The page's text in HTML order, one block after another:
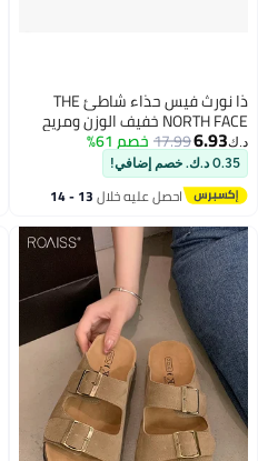
ذا نورث فيس حذاء شاطئ THE
NORTH FACE خفيف الوزن ومريح
ومقاوم للانزلاق للرجال
د.ك‏6.93
17.99خصم 61%
0.35 د.ك. خصم إضافي!
احصل عليه خلال 13 - 14